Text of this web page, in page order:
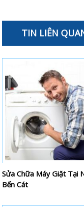
TIN LIÊN
Sửa Chữa Máy Giặt Tại
Bến Cát